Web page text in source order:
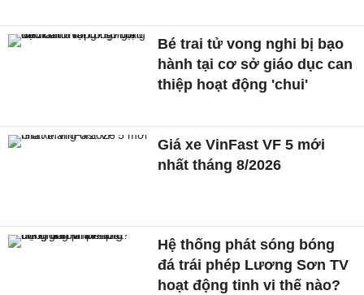
Bé trai tử vong nghi bị bạo
hành tại cơ sở giáo dục can
thiệp hoạt động 'chui'
Giá xe VinFast VF 5 mới
nhất tháng 8/2026
Hệ thống phát sóng bóng
đá trái phép Lương Sơn TV
hoạt động tinh vi thế nào?